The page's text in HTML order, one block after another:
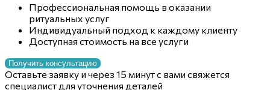
Профессиональная помощь в оказании
ритуальных услуг
Индивидуальный подход к каждому клиенту
Доступная стоимость на все услуги
Получить консультацию
Оставьте заявку и через 15 минут с вами свяжется
специалист для уточнения деталей